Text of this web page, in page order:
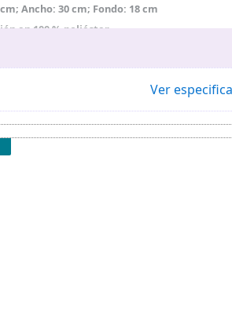
Ancho: 30 cm; Fondo: 18 cm
en 100 % poliéster
ajustables para los hombros y panel de la
de la colaboración de las marcas
utilizado materiales de origen animal
Ver